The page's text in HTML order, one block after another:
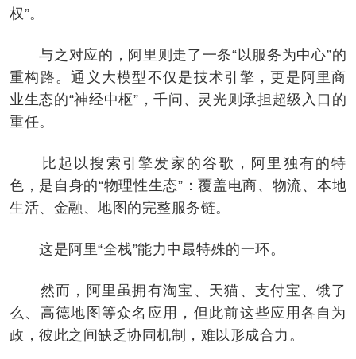
权”。
与之对应的，阿里则走了一条“以服务为中心”的
重构路。通义大模型不仅是技术引擎，更是阿里商
业生态的“神经中枢”，千问、灵光则承担超级入口的
重任。
比起以搜索引擎发家的谷歌，阿里独有的特
色，是自身的“物理性生态”：覆盖电商、物流、本地
生活、金融、地图的完整服务链。
这是阿里“全栈”能力中最特殊的一环。
然而，阿里虽拥有淘宝、天猫、支付宝、饿了
么、高德地图等众名应用，但此前这些应用各自为
政，彼此之间缺乏协同机制，难以形成合力。